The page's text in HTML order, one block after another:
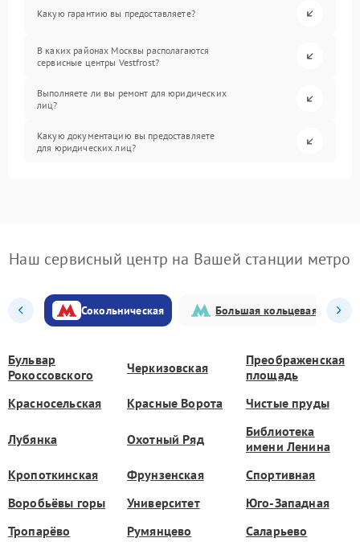
Какую гарантию вы предоставляете?
В каких районах Москвы располагаются
сервисные центры Vestfrost?
Выполняете ли вы ремонт для юридических
лиц?
Какую документацию вы предоставляете
для юридических лиц?
Наш сервисный центр на Вашей станции метро
Сокольническая Большая кольцевая
Бульвар
Рокоссовского
Черкизовская
Преображенская
площадь
Красносельская
Красные Ворота Чистые пруды
Лубянка Охотный Ряд
Библиотека
имени Ленина
Кропоткинская
Фрунзенская
Спортивная
Воробьёвы горы
Университет
Юго-Западная
Тропарёво
Румянцево Саларьево